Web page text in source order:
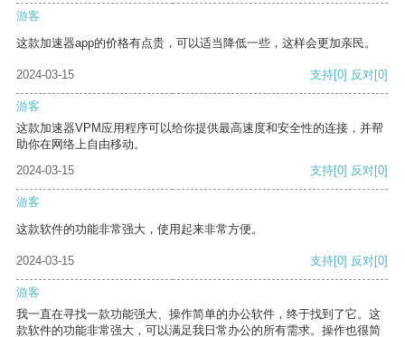
游客
这款加速器app的价格有点贵，可以适当降低一些，这样会更加亲民。
2024-03-15 支持[0] 反对[0]
游客
这款加速器VPM应用程序可以给你提供最高速度和安全性的连接，并帮
助你在网络上自由移动。
2024-03-15
支持[0] 反对[0]
游客
这款软件的功能非常强大，使用起来非常方便。
2024-03-15 支持[0] 反对[0]
游客
我一直在寻找一款功能强大、操作简单的办公软件，终于找到了它。这
款软件的功能非常强大，可以满足我日常办公的所有需求。操作也很简